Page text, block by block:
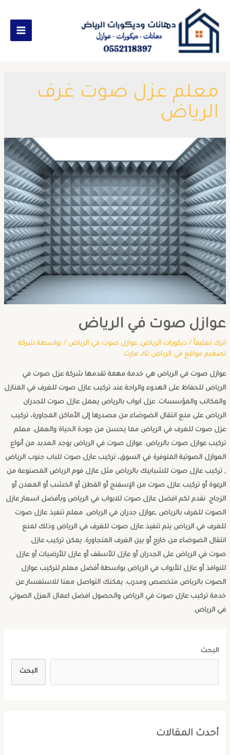
البحث
البحث
أحدث المقالات
معلم عزل صوت غرف
الرياض
عوازل صوت في الرياض
اترك تعليقاً / ديكورات الرياض,عوازل صوت في الرياض / بواسطة شركة
تصميم مواقع في الرياض تك مارت
عوازل صوت في الرياض هي خدمة مهمة تقدمها شركة عزل صوت في
الرياض للحفاظ على الهدوء والراحة عند تركيب عازل صوت للغرف في المنازل
والمكاتب والمؤسسات. عزل ابواب بالرياض يعمل عازل صوت للجدران
الرياض على منع انتقال الضوضاء من مصدرها إلى الأماكن المجاورة، تركيب
عزل صوت للغرف في الرياض مما يحسن من جودة الحياة والعمل. معلم
تركيب عوازل صوت بالرياض. عوازل صوت في الرياض يوجد العديد من أنواع
العوازل الصوتية المتوفرة في السوق، تركيب عازل صوت للباب جنوب الرياض
, تركيب عازل صوت للشبابيك بالرياض مثل عازل فوم الرياض المصنوعة من
الرغوة أو تركيب عازل صوت من الإسفنج أو القطن أو الخشب أو المعدن أو
الزجاج. نقدم لكم افضل عازل صوت للابواب في الرياض وبأفضل اسعار عازل
الصوت للغرف بالرياض ,عوازل جدران في الرياض. معلم تنفيذ عازل صوت
للغرف في الرياض يتم تنفيذ عازل صوت للغرف في الرياض وذلك لمنع
انتقال الضوضاء من خارج أو بين الغرف المتجاورة. يمكن تركيب عازل
صوت في الرياض على الجدران أو عازل للأسقف أو عازل للأرضيات أو عازل
للنوافذ أو عازل للأبواب في الرياض بواسطة أفضل معلم لتركيب عوازل
الصوت بالرياض متخصص ومدرب. يمكنك التواصل معنا للاستفسار عن
خدمة تركيب عازل صوت في الرياض والحصول افضل اعمال العزل الصوتي
في الرياض.